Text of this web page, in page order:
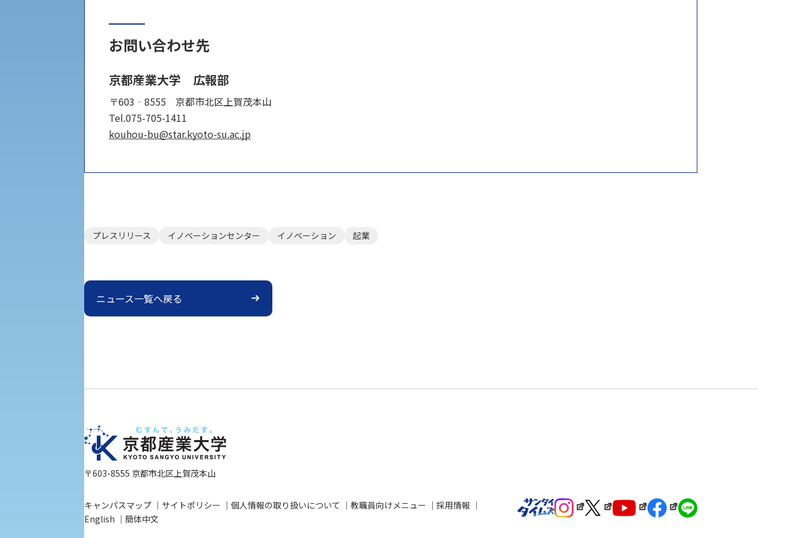
の方へ 学外機関向け
お問い合わせ先
京都産業大学 広報部
〒603‐8555 京都市北区上賀茂本山
Tel.075-705-1411
kouhou-bu@star.kyoto-su.ac.jp
プレスリリース イノベーションセンター イノベーション 起業
ニュース一覧へ戻る
〒603-8555 京都市北区上賀茂本山
キャンパスマップ サイトポリシー 個人情報の取り扱いについて 教職員向けメニュー
採用情報
English
簡体中文